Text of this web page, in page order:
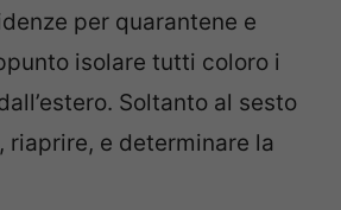
per quarantene e
isolare tutti coloro i
Soltanto al sesto
riaprire, e determinare la